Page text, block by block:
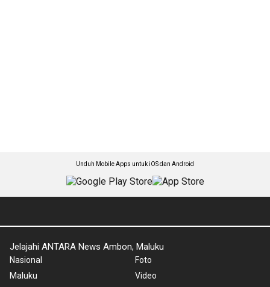
Unduh Mobile Apps untuk iOS dan Android
Jelajahi ANTARA News Ambon, Maluku
Nasional
Maluku
Foto
Video